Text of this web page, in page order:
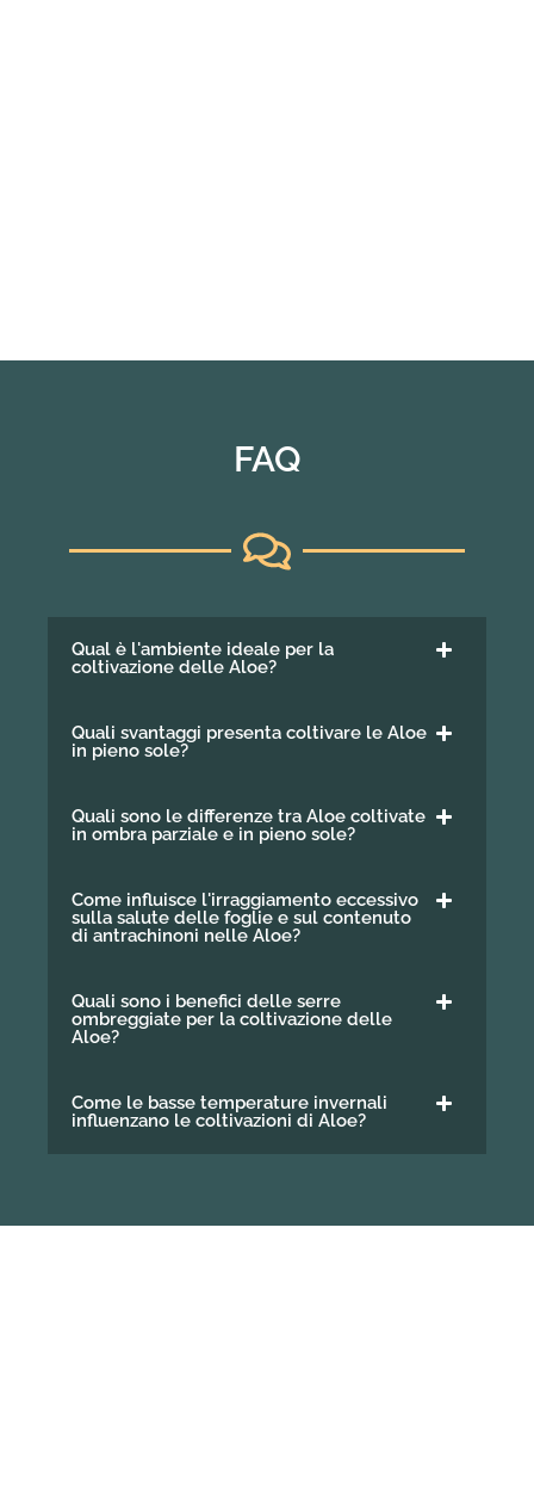
FAQ
Qual è l'ambiente ideale per la
coltivazione delle Aloe?
Quali svantaggi presenta coltivare le Aloe
in pieno sole?
Quali sono le differenze tra Aloe coltivate
in ombra parziale e in pieno sole?
Come influisce l'irraggiamento eccessivo
sulla salute delle foglie e sul contenuto
di antrachinoni nelle Aloe?
Quali sono i benefici delle serre
ombreggiate per la coltivazione delle
Aloe?
Come le basse temperature invernali
influenzano le coltivazioni di Aloe?